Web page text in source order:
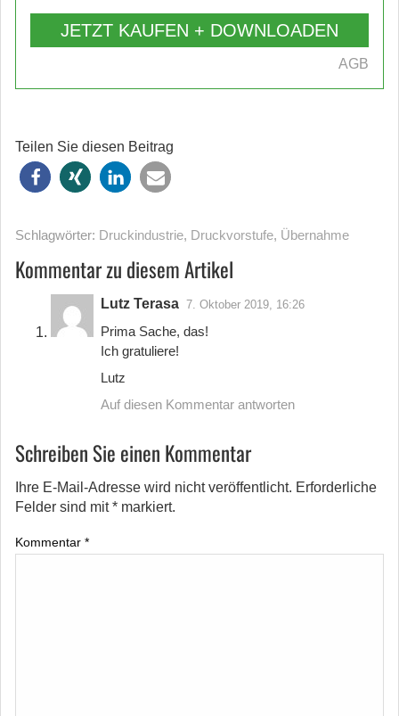
JETZT KAUFEN + DOWNLOADEN
AGB
Teilen Sie diesen Beitrag
Schlagwörter: Druckindustrie, Druckvorstufe, Übernahme
Kommentar zu diesem Artikel
Lutz Terasa 7. Oktober 2019, 16:26
Prima Sache, das!
Ich gratuliere!
Lutz
Auf diesen Kommentar antworten
Schreiben Sie einen Kommentar
Ihre E-Mail-Adresse wird nicht veröffentlicht. Erforderliche
Felder sind mit* markiert.
Kommentar *